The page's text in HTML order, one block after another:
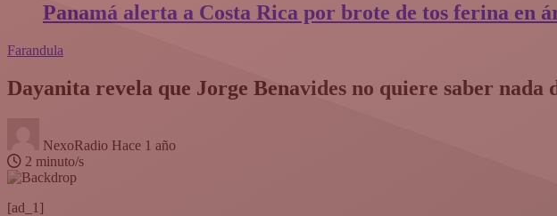
Panamá alerta a Costa Rica por brote de tos ferina en
Farandula
Dayanita revela que Jorge Benavides no quiere saber nada
NexoRadio Hace 1 año
2 minuto/s
[ad_1]